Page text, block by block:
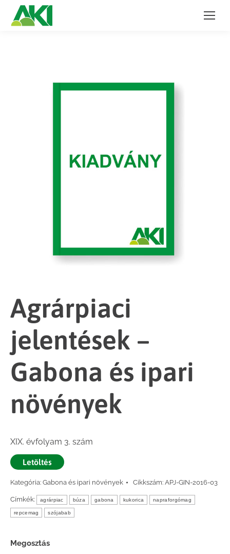
Agrárpiaci
jelentések –
Gabona és ipari
növények
XIX. évfolyam 3. szám
Letöltés
Kategória: Gabona és ipari növények Cikkszám: APJ-GIN-2016-03
Címkék: agrárpiac búza gabona kukorica napraforgómag
repcemag szójabab
Megosztás